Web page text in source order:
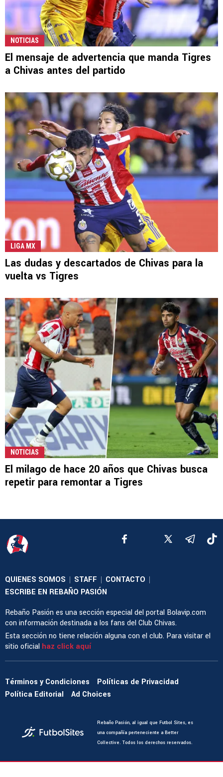
NOTICIAS
El mensaje de advertencia que manda Tigres
a Chivas antes del partido
LIGA MX
Las dudas y descartados de Chivas para la
vuelta vs Tigres
NOTICIAS
El milago de hace 20 años que Chivas busca
repetir para remontar a Tigres
QUIENES SOMOS | STAFF | CONTACTO |
ESCRIBE EN REBAÑO PASIÓN
Rebaño Pasión es una sección especial del portal Bolavip.com
con información destinada a los fans del Club Chivas.
Esta sección no tiene relación alguna con el club. Para visitar el
sitio oficial haz click aquí
Términos y Condiciones
Políticas de Privacidad
Política Editorial
Ad Choices
Rebaño Pasión, al igual que Futbol Sites, es
una compañía perteneciente a Better
Collective. Todos los derechos reservados.